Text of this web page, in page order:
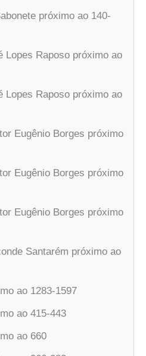
próximo ao 140-
Lopes Raposo próximo ao
Lopes Raposo próximo ao
Eugênio Borges próximo
Eugênio Borges próximo
Eugênio Borges próximo
Santarém próximo ao
ao 1283-1597
ao 415-443
ao 660